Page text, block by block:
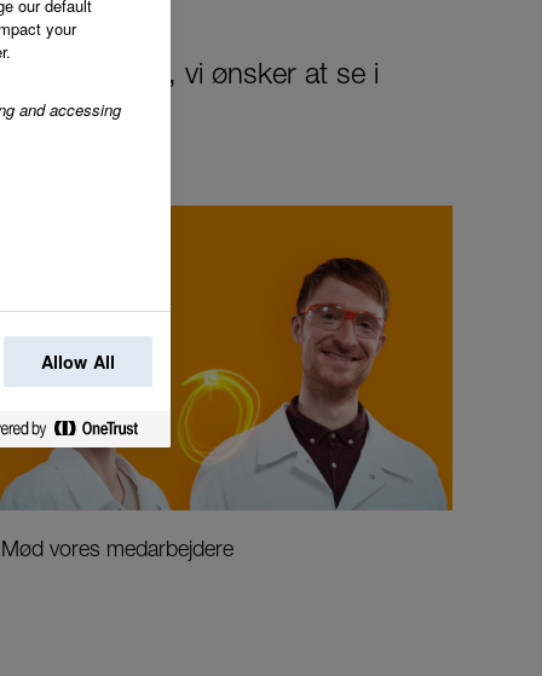
forandring, vi ønsker at se i
Mød vores medarbejdere
our default
your
and accessing
Allow All